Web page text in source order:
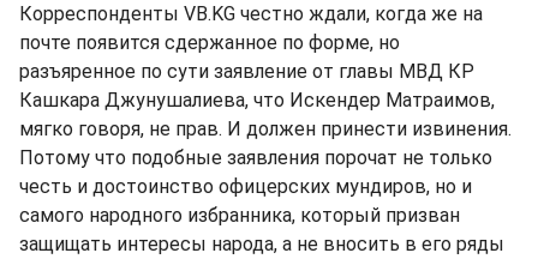
Корреспонденты VB.KG честно ждали, когда же на
почте появится сдержанное по форме, но
разъяренное по сути заявление от главы МВД КР
Кашкара Джунушалиева, что Искендер Матраимов,
мягко говоря, не прав. И должен принести извинения.
Потому что подобные заявления порочат не только
честь и достоинство офицерских мундиров, но и
самого народного избранника, который призван
защищать интересы народа, а не вносить в его ряды